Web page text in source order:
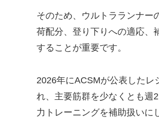
そのため、ウルトラランナー
荷配分、登り下りへの適応、
することが重要です。
2026年にACSMが公表したレ
れ、主要筋群を少なくとも週
力トレーニングを補助扱いに